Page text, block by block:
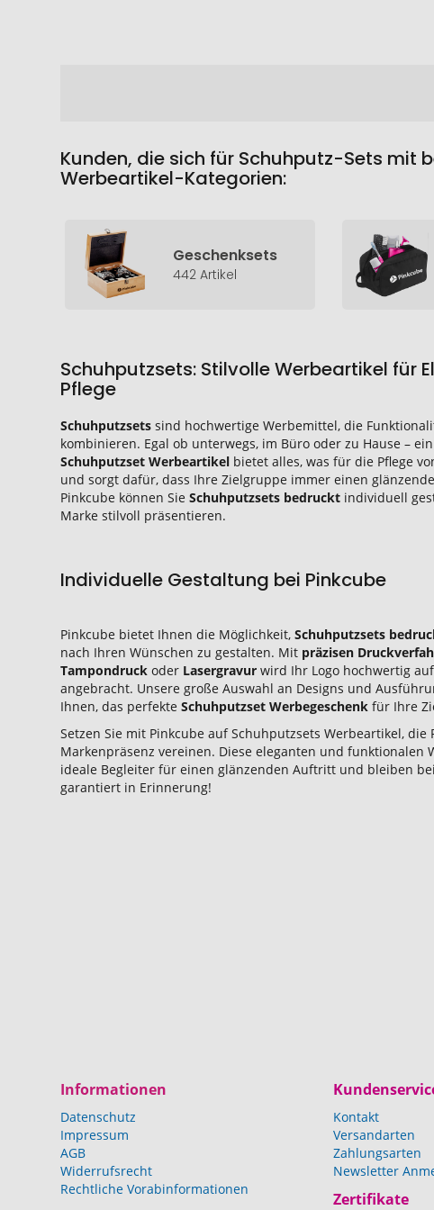
Kunden, die sich für Schuhputz-Sets mit
Werbeartikel-Kategorien:
Geschenksets
442 Artikel
Schuhputzsets: Stilvolle Werbeartikel für
Pflege
Schuhputzsetssind hochwertige Werbemittel, die
kombinieren. Egal ob unterwegs, im Büro oder zu Hause –
Schuhputzset Werbeartikel bietet alles, was für die Pflege
und sorgt dafür, dass Ihre Zielgruppe immer einen
Pinkcube können SieSchuhputzsets bedruckt individuell
Marke stilvoll präsentieren.
Individuelle Gestaltung bei Pinkcube
Pinkcube bietet Ihnen die Möglichkeit,Schuhputzsets
nach Ihren Wünschen zu gestalten. Mit präzisen
Tampondruckoder Lasergravurwird Ihr Logo hochwertig
angebracht. Unsere große Auswahl an Designs und
Ihnen, das perfekteSchuhputzset Werbegeschenk für Ihre
Setzen Sie mit Pinkcube auf Schuhputzsets Werbeartikel, die
Markenpräsenz vereinen. Diese eleganten und funktionalen
ideale Begleiter für einen glänzenden Auftritt und bleiben
garantiert in Erinnerung!
Informationen
Datenschutz
Impressum
AGB
Widerrufsrecht
Rechtliche Vorabinformationen
Kontakt
Versandarten
Zahlungsarten
Newsletter
Zertifikate